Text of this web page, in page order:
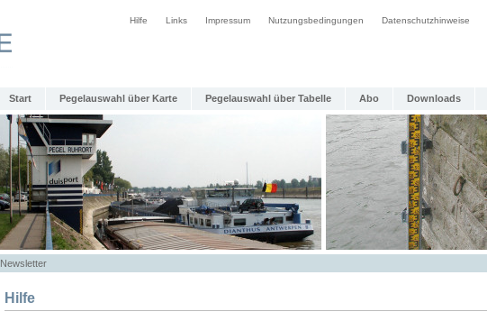
Hilfe Links Impressum Nutzungsbedingungen Datenschutzhinweise
Start Pegelauswahl über Karte Pegelauswahl über Tabelle Abo Downloads
Newsletter
Hilfe